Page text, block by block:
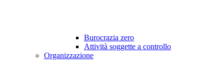
Burocrazia zero
Attività soggette a controllo
Organizzazione